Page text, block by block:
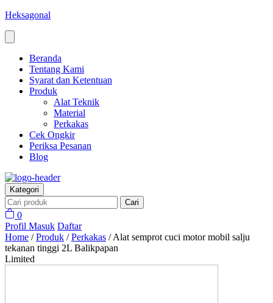
Heksagonal
Beranda
Tentang Kami
Syarat dan Ketentuan
Produk
Alat Teknik
Material
Perkakas
Cek Ongkir
Periksa Pesanan
Blog
Kategori
Cari
0
Profil Masuk Daftar
Home /Produk /Perkakas /Alat semprot cuci motor mobil salju
tekanan tinggi 2L Balikpapan
Limited